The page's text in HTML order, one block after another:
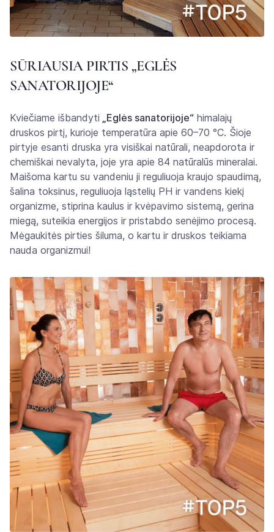
SŪRIAUSIA PIRTIS „EGLĖS
SANATORIJOJE“
Kviečiame išbandyti „Eglės sanatorijoje“ himalajų
druskos pirtį, kurioje temperatūra apie 60–70 °C. Šioje
pirtyje esanti druska yra visiškai natūrali, neapdorota ir
chemiškai nevalyta, joje yra apie 84 natūralūs mineralai.
Maišoma kartu su vandeniu ji reguliuoja kraujo spaudimą,
šalina toksinus, reguliuoja ląstelių PH ir vandens kiekį
organizme, stiprina kaulus ir kvėpavimo sistemą, gerina
miegą, suteikia energijos ir pristabdo senėjimo procesą.
Mėgaukitės pirties šiluma, o kartu ir druskos teikiama
nauda organizmui!